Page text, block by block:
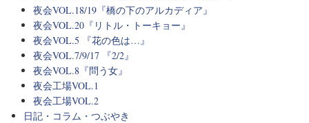
夜会VOL.18/19『橋の下のアルカディア』
夜会VOL.20『リトル・トーキョー』
夜会VOL.5 『花の色は…』
夜会VOL.7/9/17 『2/2』
夜会VOL.8『問う女』
夜会工場VOL.1
夜会工場VOL.2
日記・コラム・つぶやき